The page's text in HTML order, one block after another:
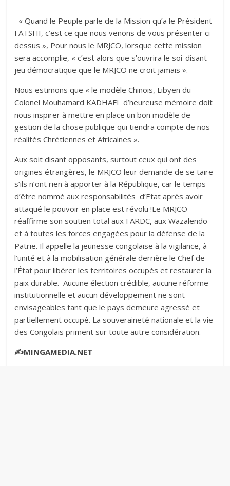
‎ ‎« Quand le Peuple parle de la Mission qu’a le Président
FATSHI, c’est ce que nous venons de vous présenter ci-
dessus », Pour nous le MRJCO, lorsque cette mission
sera accomplie, « c’est alors que s’ouvrira le soi-disant
jeu démocratique que le MRJCO ne croit jamais ».
Nous estimons que « le modèle Chinois, Libyen du
Colonel Mouhamard KADHAFI d’heureuse mémoire doit
nous inspirer à mettre en place un bon modèle de
gestion de la chose publique qui tiendra compte de nos
réalités Chrétiennes et Africaines ». ‎
Aux soit disant opposants, surtout ceux qui ont des
origines étrangères, le MRJCO leur demande de se taire
s’ils n’ont rien à apporter à la République, car le temps
d’être nommé aux responsabilités d’Etat après avoir
attaqué le pouvoir en place est révolu !‎‎Le MRJCO
réaffirme son soutien total aux FARDC, aux Wazalendo
et à toutes les forces engagées pour la défense de la
Patrie. Il appelle la jeunesse congolaise à la vigilance, à
l’unité et à la mobilisation générale derrière le Chef de
l’État pour libérer les territoires occupés et restaurer la
paix durable. ‎‎Aucune élection crédible, aucune réforme
institutionnelle et aucun développement ne sont
envisageables tant que le pays demeure agressé et
partiellement occupé. La souveraineté nationale et la vie
des Congolais priment sur toute autre considération. ‎‎
✍️MINGAMEDIA.NET